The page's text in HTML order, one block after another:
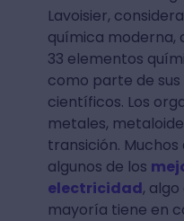
Lavoisier,
química moderna,
33 elementos
como parte de
científicos. Los
metales,
transición.
algunos de los
electricidad,
mayoría tiene en